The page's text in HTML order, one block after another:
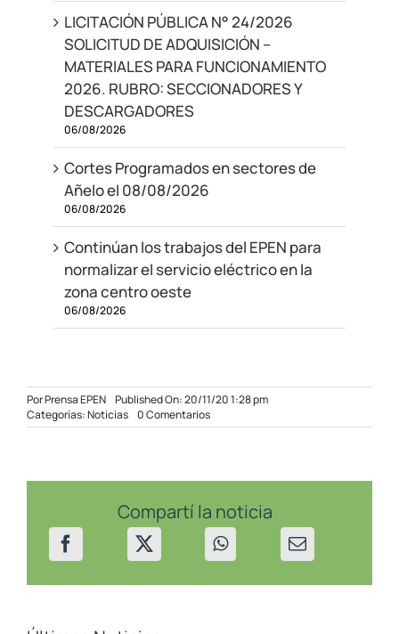
LICITACIÓN PÚBLICA N° 24/2026
SOLICITUD DE ADQUISICIÓN –
MATERIALES PARA FUNCIONAMIENTO
2026. RUBRO: SECCIONADORES Y
DESCARGADORES
06/08/2026
Cortes Programados en sectores de
Añelo el 08/08/2026
06/08/2026
Continúan los trabajos del EPEN para
normalizar el servicio eléctrico en la
zona centro oeste
06/08/2026
PorPrensa EPEN Published On: 20/11/20 1:28 pm
Categorías:Noticias 0 Comentarioson
Mantenimiento
Compartí la noticia